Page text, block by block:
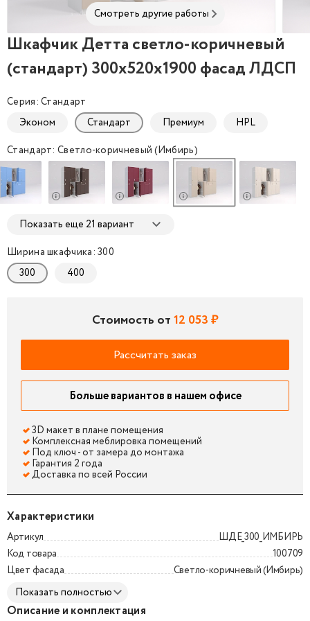
Шкафчик Детта светло-коричневый (стандарт)
Смотреть другие работы
Шкафчик Детта светло-коричневый
(стандарт) 300x520x1900 фасад ЛДСП
Стоимость от12 053 ₽
Рассчитать заказ
Больше вариантов в нашем офисе
3D макет в плане помещения
Комплексная меблировка помещений
Под ключ - от замера до монтажа
Гарантия 2 года
Доставка по всей России
Серия: Стандарт
Эконом
Стандарт Премиум
HPL
Стандарт: Светло-коричневый (Имбирь)
Показать еще 21 вариант
Ширина шкафчика: 300
300
400
Характеристики
Артикул
ШДЕ_300_ИМБИРЬ
Код товара
100709
Цвет фасада
Светло-коричневый (Имбирь)
Показать полностью
Описание и комплектация